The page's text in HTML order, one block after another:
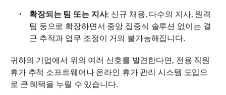
확장되는 팀 또는 지사: 신규 채용, 다수의 지사, 원격
팀 등으로 확장하면서 중앙 집중식 솔루션 없이는 결
근 추적과 업무 조정이 거의 불가능해집니다.
귀하의 기업에서 위의 여러 신호를 발견한다면, 전용 직원
휴가 추적 소프트웨어나 온라인 휴가 관리 시스템 도입으
로 큰 혜택을 누릴 수 있습니다.